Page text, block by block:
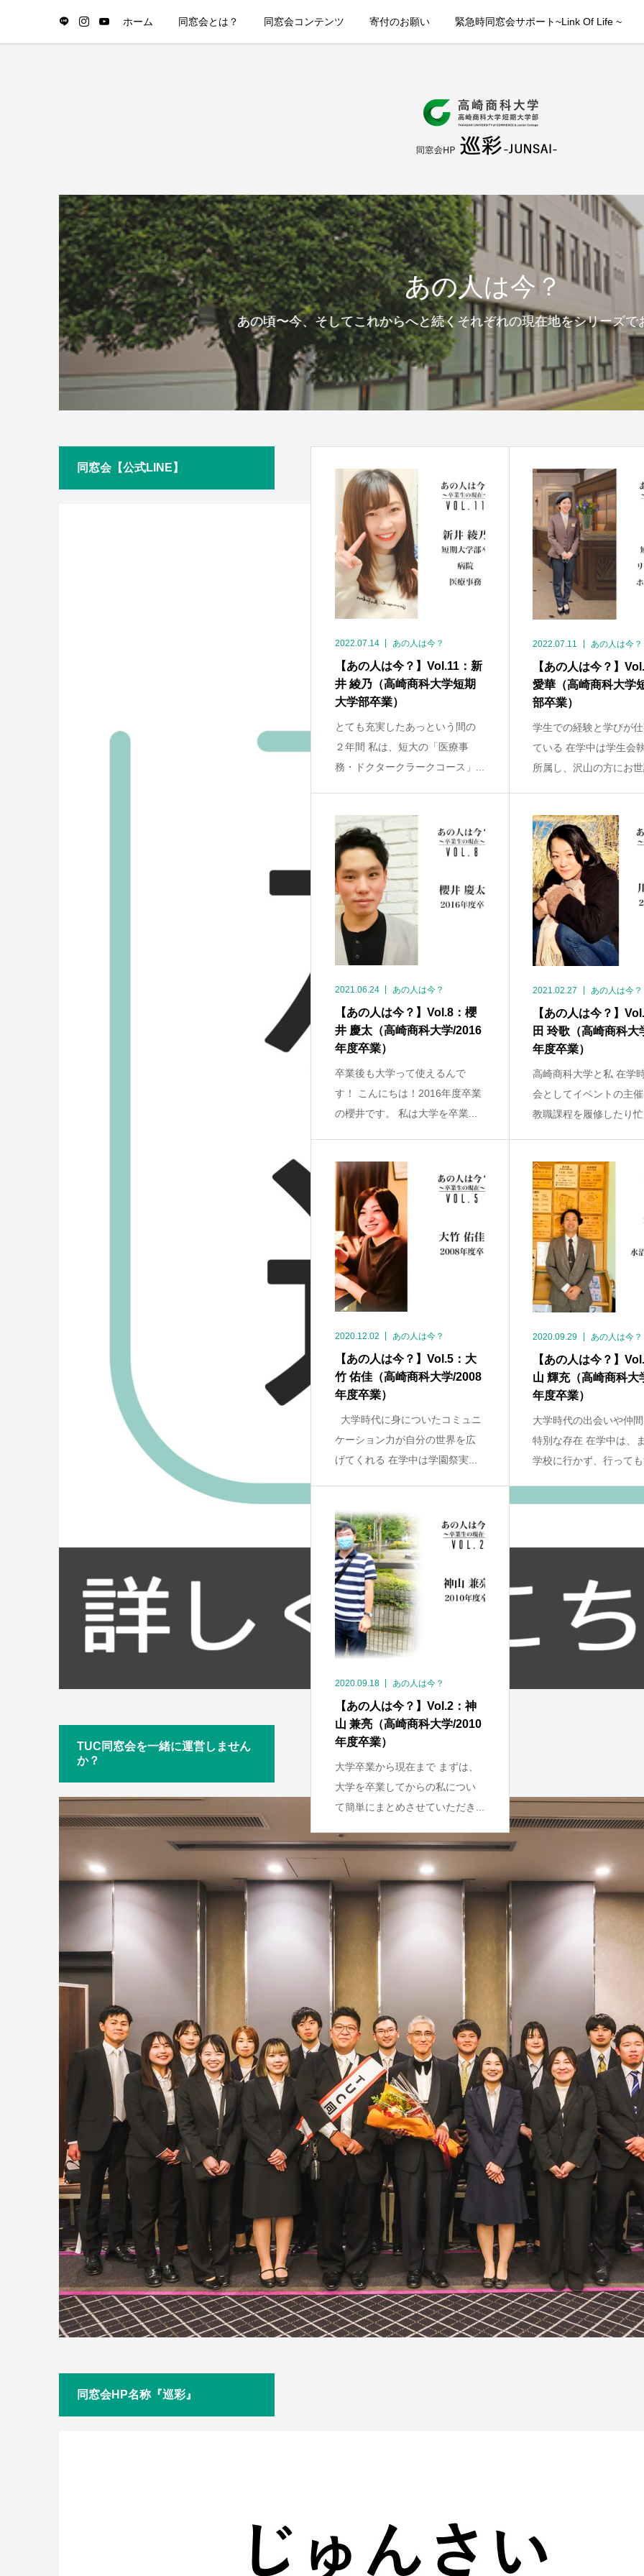
ホーム 同窓会とは？ 同窓会コンテンツ 寄付のお願い 緊急時同窓会サポート~Link Of Life ~
あの人は今？
あの頃〜今、そしてこれからへと続くそれぞれの現在地をシリーズで
2022.07.14 あの人は今？
【あの人は今？】Vol.11：新
井 綾乃（高崎商科大学短期
大学部卒業）
とても充実したあっという間の
２年間 私は、短大の「医療事
務・ドクタークラークコース」...
2022.07.11 あの人は今？
【あの人は今？】
愛華（高崎商科大学
部卒業）
学生での経験と学びが
ている 在学中は学生会
所属し、沢山の方にお
2021.06.24 あの人は今？
【あの人は今？】Vol.8：櫻
井 慶太（高崎商科大学/2016
年度卒業）
卒業後も大学って使えるんで
す！ こんにちは！2016年度卒業
の櫻井です。 私は大学を卒業...
2021.02.27 あの人は今？
【あの人は今？】
田 玲歌（高崎商科大
年度卒業）
高崎商科大学と私 在学
会としてイベントの主
教職課程を履修したり
2020.12.02 あの人は今？
【あの人は今？】Vol.5：大
竹 佑佳（高崎商科大学/2008
年度卒業）
大学時代に身についたコミュニ
ケーション力が自分の世界を広
げてくれる 在学中は学園祭実...
2020.09.29 あの人は今？
【あの人は今？】
山 輝充（高崎商科大
年度卒業）
大学時代の出会いや仲
特別な存在 在学中は、
学校に行かず、行って
2020.09.18 あの人は今？
【あの人は今？】Vol.2：神
山 兼亮（高崎商科大学/2010
年度卒業）
大学卒業から現在まで まずは、
大学を卒業してからの私につい
て簡単にまとめさせていただき...
1 2
同窓会【公式LINE】
TUC同窓会を一緒に運営しません
か？
同窓会HP名称『巡彩』